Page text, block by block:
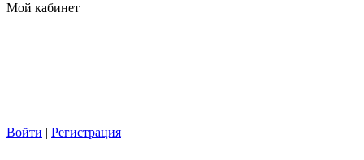
Мой кабинет
Войти | Регистрация